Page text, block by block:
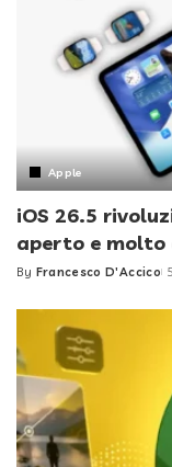
Apple
iOS 26.5
aperto e
Posted
By Francesco D'Accico